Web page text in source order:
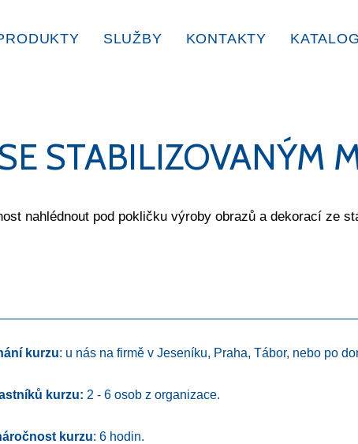
SLUŽBY KONTAKTY
STABILIZOVANÝM
nahlédnout pod pokličku výroby obrazů a dekorací ze
kurzu: u nás na firmě v Jeseníku, Praha, Tábor, nebo po
kurzu: 2 - 6 osob z organizace.
kurzu: 6 hodin.